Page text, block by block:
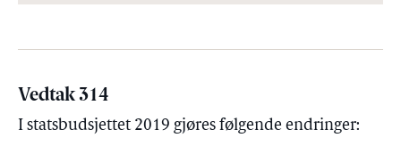
Vedtak 314
I statsbudsjettet 2019 gjøres følgende endringer: